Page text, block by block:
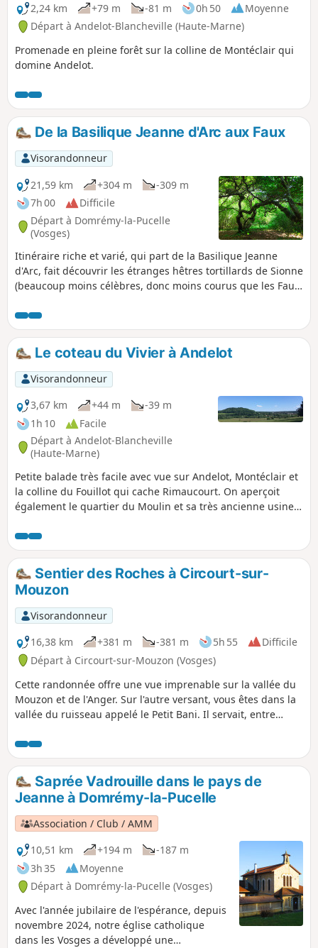
2,24 km
+79 m -81 m 0h 50
Moyenne
Départ à Andelot-Blancheville (Haute-Marne)
Promenade en pleine forêt sur la colline de Montéclair qui
domine Andelot.
De la Basilique Jeanne d'Arc aux Faux
Visorandonneur
21,59 km
+304 m
-309 m
7h 00
Difficile
Départ à Domrémy-la-Pucelle
(Vosges)
Itinéraire riche et varié, qui part de la Basilique Jeanne
d'Arc, fait découvrir les étranges hêtres tortillards de Sionne
(beaucoup moins célèbres, donc moins courus que les Faux
quelques pâtures, pour y découvrir un dolmen bien caché.
Et on clôture le tour par la visite de Domrémy-la-Pucelle.
Le coteau du Vivier à Andelot
Visorandonneur
3,67 km
+44 m
-39 m
1h 10
Facile
Départ à Andelot-Blancheville
(Haute-Marne)
Petite balade très facile avec vue sur Andelot, Montéclair et
la colline du Fouillot qui cache Rimaucourt. On aperçoit
également le quartier du Moulin et sa très ancienne usine,
Sentier des Roches à Circourt-sur-
Mouzon
Visorandonneur
16,38 km
+381 m -381 m 5h 55
Difficile
Départ à Circourt-sur-Mouzon (Vosges)
Cette randonnée offre une vue imprenable sur la vallée du
Mouzon et de l'Anger. Sur l'autre versant, vous êtes dans la
vallée du ruisseau appelé le Petit Bani. Il servait, entre
qui y est installée. Vous pouvez faire un étape appréciée
dans ce restaurant en ayant réserver à l'avance. Cuisine
simple mais bien préparée. Trace gpx nécessaire
Saprée Vadrouille dans le pays de
Jeanne à Domrémy-la-Pucelle
Association / Club / AMM
10,51 km
+194 m
-187 m
3h 35
Moyenne
Départ à Domrémy-la-Pucelle (Vosges)
Avec l'année jubilaire de l'espérance, depuis
novembre 2024, notre église catholique
dans les Vosges a développé une